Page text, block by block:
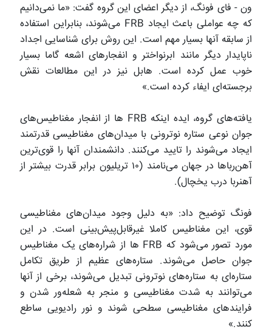
ون - فای فونگ، از دیگر اعضای این گروه گفت: «ما نمی‌دانیم
که چه عواملی باعث ایجاد FRB می‌شوند، بنابراین استفاده
از سابقه آنها بسیار مهم است. این روش برای شناسایی اجداد
ناپایدار دیگر مانند ابرنواختر و انفجارهای اشعه گاما بسیار
خوب عمل کرده است. هابل نیز در این مطالعات نقش
برجسته‌ای ایفاء کرده است.»
یافته‌های گروه، ایده اینکه FRB ها از انفجار مغناطیس‌های
جوان نوعی ستاره نوترونی با میدان‌های مغناطیسی قدرتمند
ایجاد می‌شوند را تایید می‌کنند. دانشمندان آنها را قوی‌ترین
آهن‌رباها در جهان می‌نامند (۱۰ تریلیون برابر قدرت بیشتر از
آهنربا درب یخچال).
فونگ توضیح داد: «به دلیل وجود میدان‌های مغناطیسی
قوی، این مغناطیس کاملا غیرقابل‌پیش‌بینی است. در این
مورد تصور می‌شود که FRB ها از شراره‌های یک مغناطیس
جوان حاصل می‌شوند. ستاره‌های عظیم از طریق تکامل
ستاره‌ای به ستاره‌های نوترونی تبدیل می‌شوند، برخی از آنها
می‌توانند به شدت مغناطیسی و منجر به شعله‌ور شدن و
فرایندهای مغناطیسی سطحی شوند و نور رادیویی ساطع
کنند.»